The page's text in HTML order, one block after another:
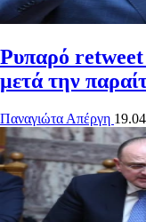
Ρυπαρό retweet
μετά την
Παναγιώτα Απέργη